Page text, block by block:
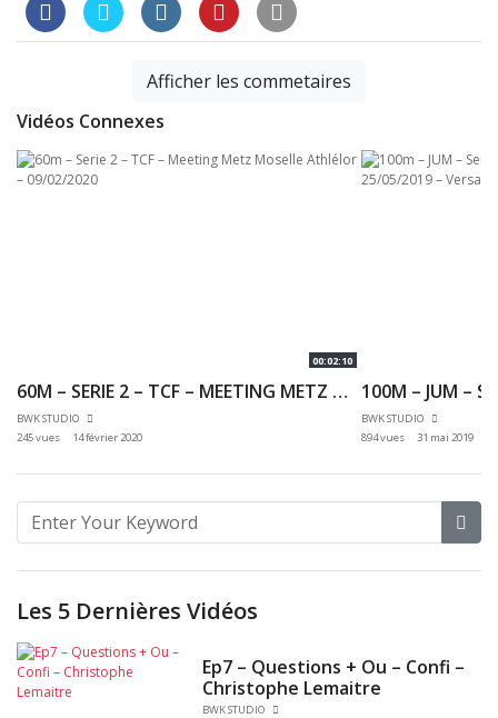
Afficher les commetaires
Vidéos Connexes
00:02:10
60M – SERIE 2 – TCF – MEETING METZ MOSELLE ATHLÉLOR – 09/02/2020
BWK STUDIO
245 vues
14 février 2020
BWK STUDIO
894 vues
31 mai 2019
Les 5 Dernières Vidéos
Ep7 – Questions + Ou – Confi –
Christophe Lemaitre
BWK STUDIO